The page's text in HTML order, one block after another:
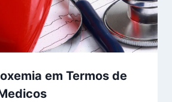
em Termos de